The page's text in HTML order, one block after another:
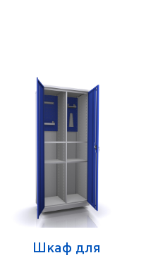
Шкаф для